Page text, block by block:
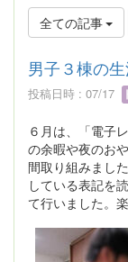
全ての記事
男子３棟の
投稿日時 : 07/17
６月は、「電子
の余暇や夜のお
間取り組みまし
している表記を
て行いました。